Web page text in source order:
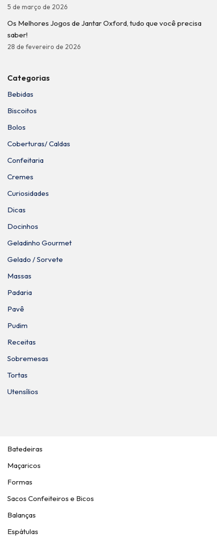
5 de março de 2026
Os Melhores Jogos de Jantar Oxford, tudo que você precisa
saber!
28 de fevereiro de 2026
Categorias
Bebidas
Biscoitos
Bolos
Coberturas/ Caldas
Confeitaria
Cremes
Curiosidades
Dicas
Docinhos
Geladinho Gourmet
Gelado / Sorvete
Massas
Padaria
Pavê
Pudim
Receitas
Sobremesas
Tortas
Utensílios
Batedeiras
Maçaricos
Formas
Sacos Confeiteiros e Bicos
Balanças
Espátulas